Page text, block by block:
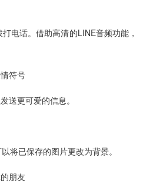
电话。借助高清的LINE音频功能，
符号
送更可爱的信息。
将已保存的图片更改为背景。
朋友